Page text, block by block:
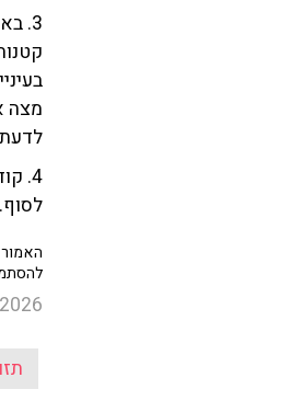
3.
מצה
4.